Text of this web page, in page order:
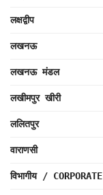
लक्षद्वीप
लखनऊ
लखनऊ मंडल
लखीमपुर खीरी
ललितपुर
वाराणसी
विभागीय / CORPORATE